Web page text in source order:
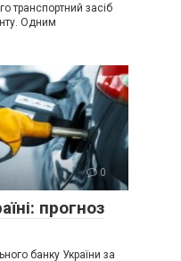
транспортний засіб
Одним
0
прогноз
банку України за